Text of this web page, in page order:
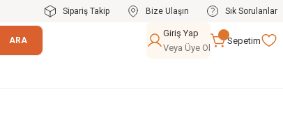
Sipariş Takip Bize Ulaşın Sık Sorulanlar
ARA
Giriş Yap
Veya Üye Ol
Sepetim